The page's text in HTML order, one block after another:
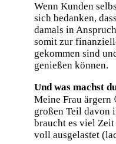
Wenn Kunden
sich bedanken,
damals in
somit zur
gekommen sind
genießen können.
Und was machst
Meine Frau ärgern
großen Teil davon
braucht es viel
voll ausgelastet